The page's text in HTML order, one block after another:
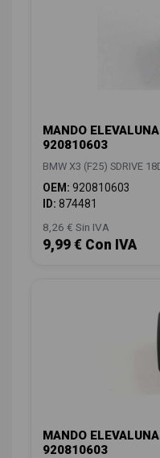
MANDO
920810603
BMW X3 (F25) SDRIVE
OEM: 920810603
ID: 874481
8,26 € Sin IVA
9,99 € Con IVA
MANDO
920810603